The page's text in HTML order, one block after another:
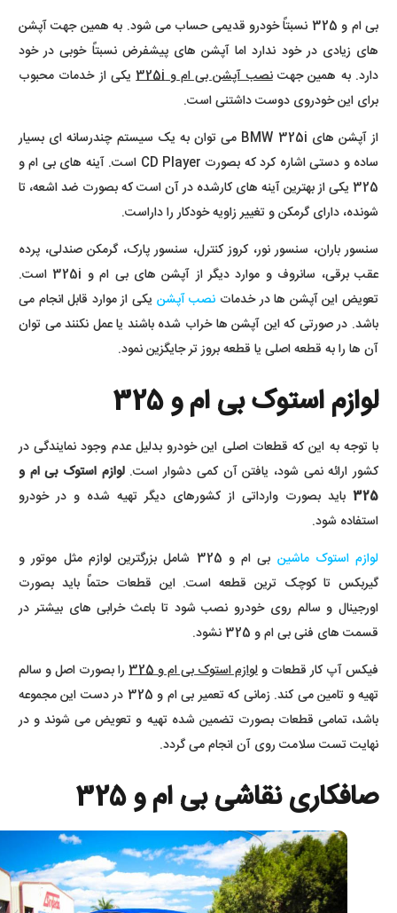
بی ام و 325 نسبتاً خودرو قدیمی حساب می شود. به همین جهت آپشن
های زیادی در خود ندارد اما آپشن های پیشفرض نسبتاً خوبی در خود
دارد. به همین جهتنصب آپشن بی ام و 325i
یکی از خدمات محبوب
برای این خودروی دوست داشتنی است.
از آپشن های BMW 325i می توان به یک سیستم چندرسانه ای بسیار
ساده و دستی اشاره کرد که بصورت CD Player است. آینه های بی ام و
325 یکی از بهترین آینه های کارشده در آن است که بصورت ضد اشعه، تا
شونده، دارای گرمکن و تغییر زاویه خودکار را داراست.
سنسور باران، سنسور نور، کروز کنترل، سنسور پارک، گرمکن صندلی، پرده
عقب برقی، سانروف و موارد دیگر از آپشن های بی ام و 325i است.
تعویض این آپشن ها در خدمات نصب آپشن یکی از موارد قابل انجام می
باشد. در صورتی که این آپشن ها خراب شده باشند یا عمل نکنند می توان
آن ها را به قطعه اصلی یا قطعه بروز تر جایگزین نمود.
لوازم استوک بی ام و 325
با توجه به این که قطعات اصلی این خودرو بدلیل عدم وجود نمایندگی در
کشور ارائه نمی شود، یافتن آن کمی دشوار است.لوازم استوک بی ام و
325 باید بصورت وارداتی از کشورهای دیگر تهیه شده و در خودرو
استفاده شود.
لوازم استوک ماشین
بی ام و 325 شامل بزرگترین لوازم مثل موتور و
گیربکس تا کوچک ترین قطعه است. این قطعات حتماً باید بصورت
اورجینال و سالم روی خودرو نصب شود تا باعث خرابی های بیشتر در
قسمت های فنی بی ام و 325 نشود.
فیکس آپ کار قطعات ولوازم استوک بی ام و 325
را بصورت اصل و سالم
تهیه و تامین می کند. زمانی که تعمیر بی ام و 325 در دست این مجموعه
باشد، تمامی قطعات بصورت تضمین شده تهیه و تعویض می شوند و در
نهایت تست سلامت روی آن انجام می گردد.
صافکاری نقاشی بی ام و 325